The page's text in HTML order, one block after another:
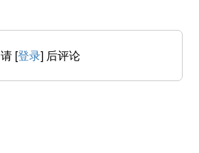
请 [登录] 后评论